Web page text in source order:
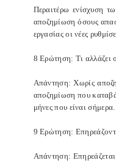
Περαιτέρω ενίσχυση
αποζημίωση όσους
εργασίας οι νέες
8 Ερώτηση: Τι αλλάζει
Απάντηση: Χωρίς
αποζημίωση που
μήνες που είναι σήμερα.
9 Ερώτηση:
Απάντηση: